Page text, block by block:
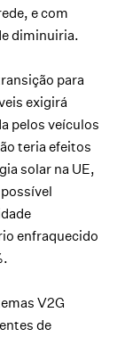
e com
diminuiria.
para
exigirá
pelos veículos
teria efeitos
solar na UE,
enfraquecido
V2G
de